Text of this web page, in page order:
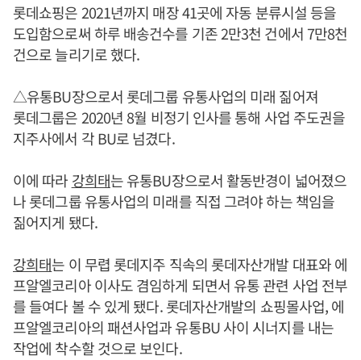
롯데쇼핑은 2021년까지 매장 41곳에 자동 분류시설 등을
도입함으로써 하루 배송건수를 기존 2만3천 건에서 7만8천
건으로 늘리기로 했다.
△유통BU장으로서 롯데그룹 유통사업의 미래 짊어져
롯데그룹은 2020년 8월 비정기 인사를 통해 사업 주도권을
지주사에서 각 BU로 넘겼다.
이에 따라 강희태는 유통BU장으로서 활동반경이 넓어졌으
나 롯데그룹 유통사업의 미래를 직접 그려야 하는 책임을
짊어지게 됐다.
강희태는 이 무렵 롯데지주 직속의 롯데자산개발 대표와 에
프알엘코리아 이사도 겸임하게 되면서 유통 관련 사업 전부
를 들여다 볼 수 있게 됐다. 롯데자산개발의 쇼핑몰사업, 에
프알엘코리아의 패션사업과 유통BU 사이 시너지를 내는
작업에 착수할 것으로 보인다.